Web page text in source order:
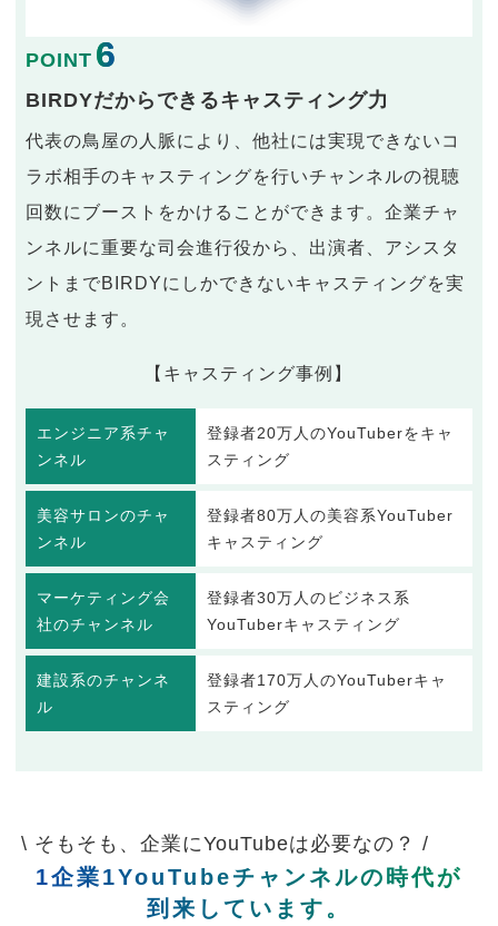
POINT 6
BIRDYだからできるキャスティング力
代表の鳥屋の人脈により、他社には実現できないコ
ラボ相手のキャスティングを行いチャンネルの視聴
回数にブーストをかけることができます。企業チャ
ンネルに重要な司会進行役から、出演者、アシスタ
ントまでBIRDYにしかできないキャスティングを実
現させます。
【キャスティング事例】
エンジニア系チャ
ンネル
登録者20万人のYouTuberをキャ
スティング
美容サロンのチャ
ンネル
登録者80万人の美容系YouTuber
キャスティング
マーケティング会
社のチャンネル
登録者30万人のビジネス系
YouTuberキャスティング
建設系のチャンネ
ル
登録者170万人のYouTuberキャ
スティング
\ そもそも、企業にYouTubeは必要なの？ /
1企業1YouTubeチャンネルの時代が
到来しています。